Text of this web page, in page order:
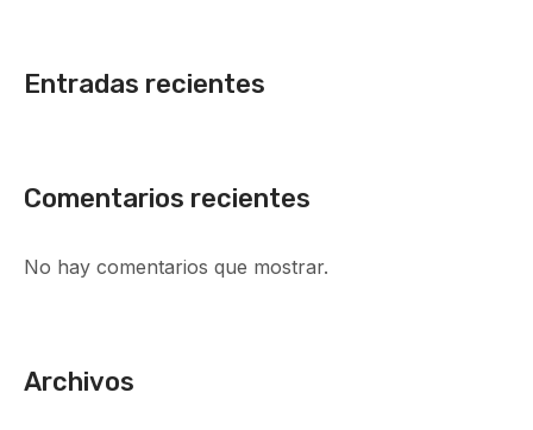
Entradas recientes
Comentarios recientes
No hay comentarios que mostrar.
Archivos